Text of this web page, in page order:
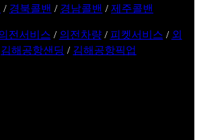
/ 경북콜밴 / 경남콜밴 / 제주콜밴
전서비스 / 의전차량/ 피켓서비스 / 외
김해공항샌딩 / 김해공항픽업